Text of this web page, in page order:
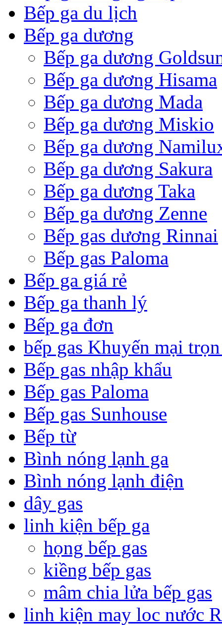
Bếp ga du lịch
Bếp ga dương
Bếp ga dương
Bếp ga dương Hisama
Bếp ga dương Mada
Bếp ga dương Miskio
Bếp ga dương
Bếp ga dương Sakura
Bếp ga dương Taka
Bếp ga dương Zenne
Bếp gas dương Rinnai
Bếp gas Paloma
Bếp ga giá rẻ
Bếp ga thanh lý
Bếp ga đơn
bếp gas Khuyến mại
Bếp gas nhập khẩu
Bếp gas Paloma
Bếp gas Sunhouse
Bếp từ
Bình nóng lạnh ga
Bình nóng lạnh điện
dây gas
linh kiện bếp ga
họng bếp gas
kiềng bếp gas
mâm chia lửa bếp gas
linh kiện may loc nước